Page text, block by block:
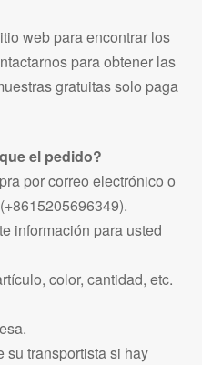
web para encontrar los
para obtener las
gratuitas solo paga
el pedido?
por correo electrónico o
información para usted
color, cantidad, etc.
su transportista si hay